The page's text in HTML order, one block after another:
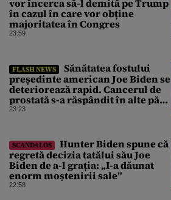
vor încerca să-l demită pe Trump
în cazul în care vor obține
majoritatea în Congres
23:59
FLASH NEWS
Sănătatea fostului
președinte american Joe Biden se
deteriorează rapid. Cancerul de
prostată s-a răspândit în alte părți
ale corpului
23:23
SCANDALOS
Hunter Biden spune că
regretă decizia tatălui său Joe
Biden de a-l grația: „I-a dăunat
enorm moștenirii sale”
22:58